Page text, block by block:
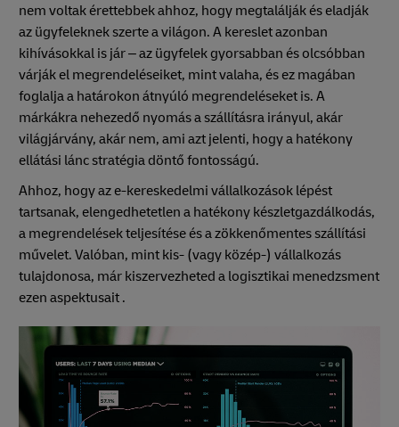
nem voltak érettebbek ahhoz, hogy megtalálják és eladják
az ügyfeleknek szerte a világon. A kereslet azonban
kihívásokkal is jár – az ügyfelek gyorsabban és olcsóbban
várják el megrendeléseiket, mint valaha, és ez magában
foglalja a határokon átnyúló megrendeléseket is. A
márkákra nehezedő nyomás a szállításra irányul, akár
világjárvány, akár nem, ami azt jelenti, hogy a hatékony
ellátási lánc stratégia döntő fontosságú.
Ahhoz, hogy az e-kereskedelmi vállalkozások lépést
tartsanak, elengedhetetlen a hatékony készletgazdálkodás,
a megrendelések teljesítése és a zökkenőmentes szállítási
művelet. Valóban, mint kis- (vagy közép-) vállalkozás
tulajdonosa, már kiszervezheted a logisztikai menedzsment
ezen aspektusait .